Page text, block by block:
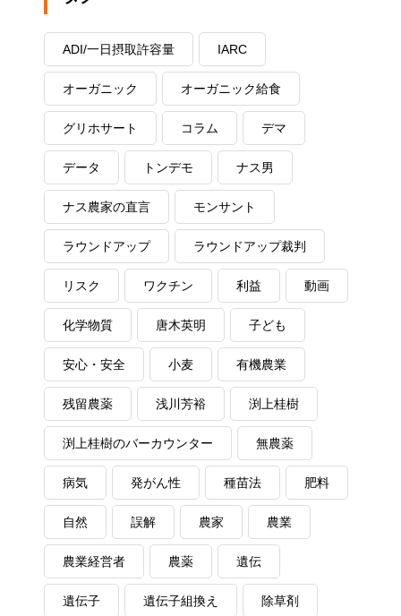
ADI/一日摂取許容量 IARC
オーガニック オーガニック給食
グリホサート コラム デマ
データ トンデモ ナス男
ナス農家の直言 モンサント
ラウンドアップ ラウンドアップ裁判
リスク ワクチン 利益 動画
化学物質 唐木英明 子ども
安心・安全 小麦 有機農業
残留農薬 浅川芳裕 渕上桂樹
渕上桂樹のバーカウンター 無農薬
病気 発がん性 種苗法 肥料
自然 誤解 農家 農業
農業経営者 農薬 遺伝
遺伝子 遺伝子組換え 除草剤